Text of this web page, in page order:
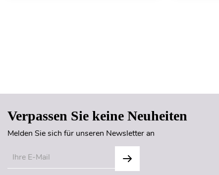
Verpassen Sie keine Neuheiten
Melden Sie sich für unseren Newsletter an